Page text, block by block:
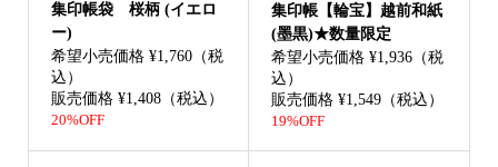
集印帳袋 桜柄 (イエロ
ー)
希望小売価格 ¥1,760（税
込）
販売価格 ¥1,408（税込）
20%OFF
集印帳【輪宝】越前和紙
(墨黒)★数量限定
希望小売価格 ¥1,936（税
込）
販売価格 ¥1,549（税込）
19%OFF